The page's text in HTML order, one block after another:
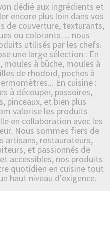
dédié aux ingrédients et
encore plus loin dans vos
de couverture, texturants,
ou colorants… nous
utilisés par les chefs.
une large sélection : En
à bûche, moules à
de rhodoïd, poches à
En cuisine :
à découper, passoires,
pinceaux, et bien plus
valorise les produits
en collaboration avec les
Nous sommes fiers de
artisans, restaurateurs,
et passionnés de
accessibles, nos produits
quotidien en cuisine tout
haut niveau d’exigence.